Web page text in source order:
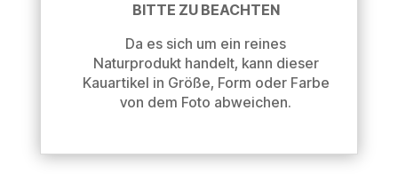
BITTE ZU BEACHTEN
Da es sich um ein reines
Naturprodukt handelt, kann dieser
Kauartikel in Größe, Form oder Farbe
von dem Foto abweichen.